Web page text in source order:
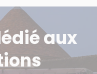
aux